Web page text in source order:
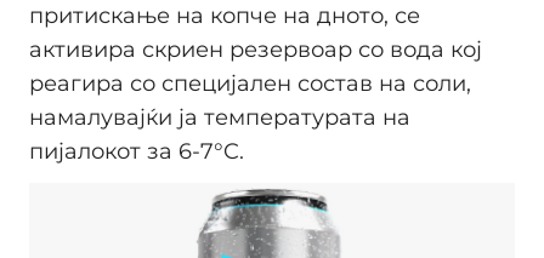
притискање на копче на дното, се
активира скриен резервоар со вода кој
реагира со специјален состав на соли,
намалувајќи ја температурата на
пијалокот за 6-7°C.